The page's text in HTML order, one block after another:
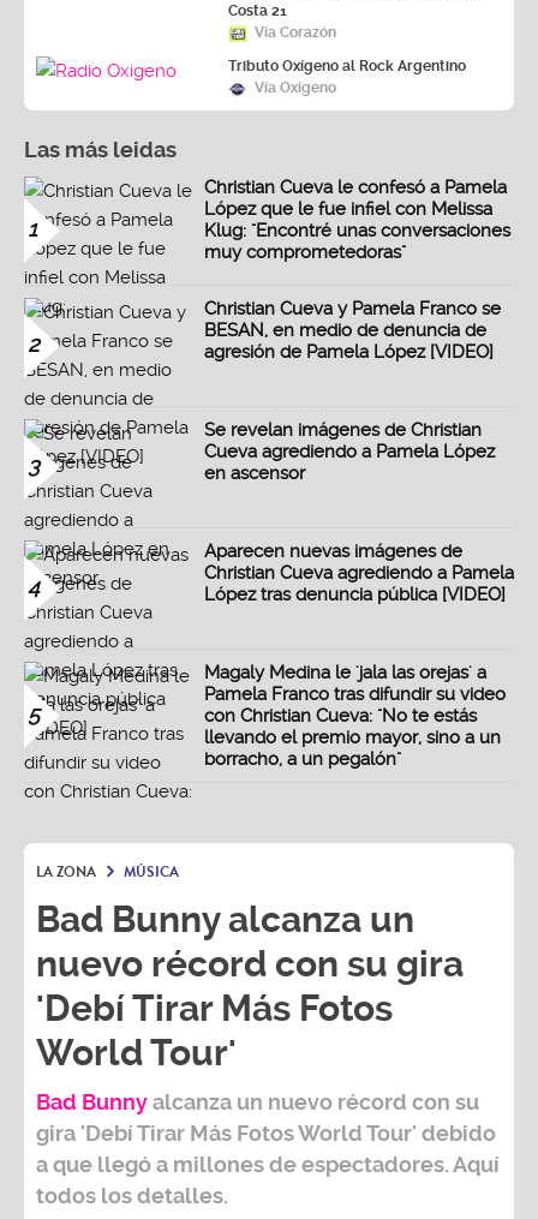
Costa 21
Vía Corazón
Tributo Oxígeno al Rock Argentino
Vía Oxígeno
Las más leidas
1
Christian Cueva le confesó a Pamela
López que le fue infiel con Melissa
Klug: "Encontré unas conversaciones
muy comprometedoras"
2
Christian Cueva y Pamela Franco se
BESAN, en medio de denuncia de
agresión de Pamela López [VIDEO]
3
Se revelan imágenes de Christian
Cueva agrediendo a Pamela López
en ascensor
4
Aparecen nuevas imágenes de
Christian Cueva agrediendo a Pamela
López tras denuncia pública [VIDEO]
5
Magaly Medina le 'jala las orejas' a
Pamela Franco tras difundir su video
con Christian Cueva: "No te estás
llevando el premio mayor, sino a un
borracho, a un pegalón"
LA ZONA MÚSICA
Bad Bunny alcanza un
nuevo récord con su gira
'Debí Tirar Más Fotos
World Tour'
Bad Bunnyalcanza un nuevo récord con su
gira 'Debí Tirar Más Fotos World Tour' debido
a que llegó a millones de espectadores. Aquí
todos los detalles.